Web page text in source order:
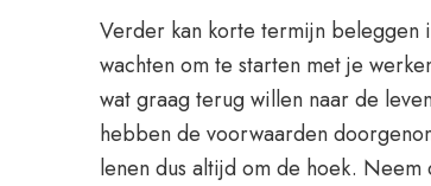
Verder kan korte termijn beleggen
wachten om te starten met je
wat graag terug willen naar de
hebben de voorwaarden
lenen dus altijd om de hoek.